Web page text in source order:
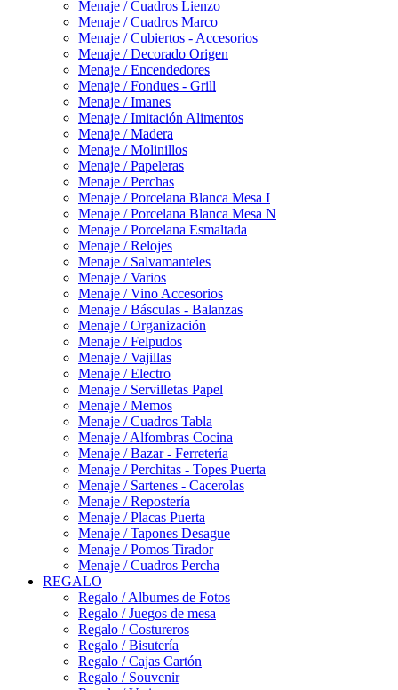
Menaje / Cuadros Lienzo
Menaje / Cuadros Marco
Menaje / Cubiertos - Accesorios
Menaje / Decorado Origen
Menaje / Encendedores
Menaje / Fondues - Grill
Menaje / Imanes
Menaje / Imitación Alimentos
Menaje / Madera
Menaje / Molinillos
Menaje / Papeleras
Menaje / Perchas
Menaje / Porcelana Blanca Mesa I
Menaje / Porcelana Blanca Mesa N
Menaje / Porcelana Esmaltada
Menaje / Relojes
Menaje / Salvamanteles
Menaje / Varios
Menaje / Vino Accesorios
Menaje / Básculas - Balanzas
Menaje / Organización
Menaje / Felpudos
Menaje / Vajillas
Menaje / Electro
Menaje / Servilletas Papel
Menaje / Memos
Menaje / Cuadros Tabla
Menaje / Alfombras Cocina
Menaje / Bazar - Ferretería
Menaje / Perchitas - Topes Puerta
Menaje / Sartenes - Cacerolas
Menaje / Repostería
Menaje / Placas Puerta
Menaje / Tapones Desague
Menaje / Pomos Tirador
Menaje / Cuadros Percha
REGALO
Regalo / Albumes de Fotos
Regalo / Juegos de mesa
Regalo / Costureros
Regalo / Bisutería
Regalo / Cajas Cartón
Regalo / Souvenir